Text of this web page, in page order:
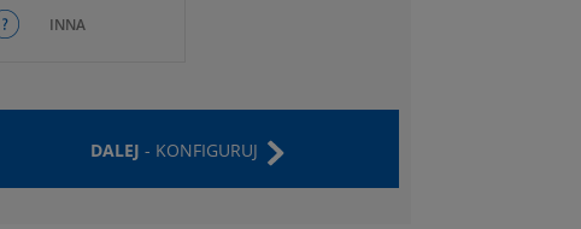
INNA
DALEJ - KONFIGURUJ